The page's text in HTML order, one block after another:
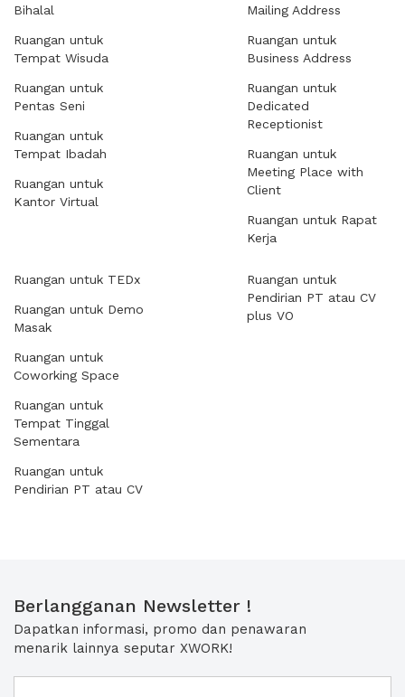
Bihalal
Ruangan untuk
Tempat Wisuda
Ruangan untuk
Pentas Seni
Ruangan untuk
Tempat Ibadah
Ruangan untuk
Kantor Virtual
Mailing Address
Ruangan untuk
Business Address
Ruangan untuk
Dedicated
Receptionist
Ruangan untuk
Meeting Place with
Client
Ruangan untuk Rapat
Kerja
Ruangan untuk TEDx
Ruangan untuk Demo
Masak
Ruangan untuk
Coworking Space
Ruangan untuk
Tempat Tinggal
Sementara
Ruangan untuk
Pendirian PT atau CV
Ruangan untuk
Pendirian PT atau CV
plus VO
Berlangganan Newsletter !
Dapatkan informasi, promo dan penawaran
menarik lainnya seputar XWORK!